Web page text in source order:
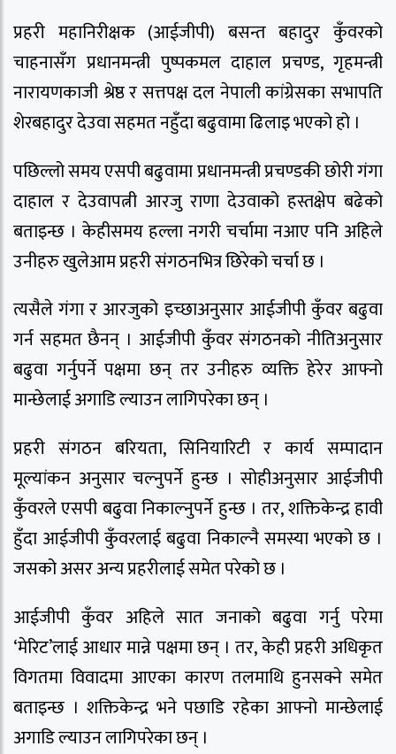
प्रहरी महानिरीक्षक (आईजीपी) बसन्त बहादुर कुँवरको
चाहनासँग प्रधानमन्त्री पुष्पकमल दाहाल प्रचण्ड, गृहमन्त्री
नारायणकाजी श्रेष्ठ र सत्तपक्ष दल नेपाली कांग्रेसका सभापति
शेरबहादुर देउवा सहमत नहुँदा बढुवामा ढिलाइ भएको हो ।
पछिल्लो समय एसपी बढुवामा प्रधानमन्त्री प्रचण्डकी छोरी गंगा
दाहाल र देउवापत्नी आरजु राणा देउवाको हस्तक्षेप बढेको
बताइन्छ । केहीसमय हल्ला नगरी चर्चामा नआए पनि अहिले
उनीहरु खुलेआम प्रहरी संगठनभित्र छिरेको चर्चा छ ।
त्यसैले गंगा र आरजुको इच्छाअनुसार आईजीपी कुँवर बढुवा
गर्न सहमत छैनन् । आईजीपी कुँवर संगठनको नीतिअनुसार
बढुवा गर्नुपर्ने पक्षमा छन् तर उनीहरु व्यक्ति हेरेर आफ्नो
मान्छेलाई अगाडि ल्याउन लागिपरेका छन् ।
प्रहरी संगठन बरियता, सिनियारिटी र कार्य सम्पादान
मूल्यांकन अनुसार चल्नुपर्ने हुन्छ । सोहीअनुसार आईजीपी
कुँवरले एसपी बढुवा निकाल्नुपर्ने हुन्छ । तर, शक्तिकेन्द्र हावी
हुँदा आईजीपी कुँवरलाई बढुवा निकाल्नै समस्या भएको छ ।
जसको असर अन्य प्रहरीलाई समेत परेको छ ।
आईजीपी कुँवर अहिले सात जनाको बढुवा गर्नु परेमा
‘मेरिट’लाई आधार मान्ने पक्षमा छन् । तर, केही प्रहरी अधिकृत
विगतमा विवादमा आएका कारण तलमाथि हुनसक्ने समेत
बताइन्छ । शक्तिकेन्द्र भने पछाडि रहेका आफ्नो मान्छेलाई
अगाडि ल्याउन लागिपरेका छन् ।